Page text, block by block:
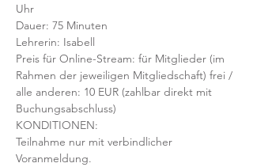
Uhr
Dauer: 75 Minuten
Lehrerin: Isabell
Preis für Online-Stream: für Mitglieder (im
Rahmen der jeweiligen Mitgliedschaft) frei /
alle anderen: 10 EUR (zahlbar direkt mit
Buchungsabschluss)
KONDITIONEN:
Teilnahme nur mit verbindlicher
Voranmeldung.